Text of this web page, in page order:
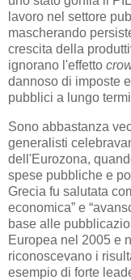
lavoro nel settore
mascherando
crescita della
ignorano l'effetto
dannoso di imposte
pubblici a lungo
Sono abbastanza
generalisti
dell'Eurozona,
spese pubbliche e
Grecia fu salutata
economica” e
base alle
Europea nel 2005 e
riconoscevano i
esempio di forte